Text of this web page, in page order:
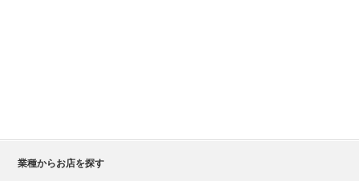
業種からお店を探す